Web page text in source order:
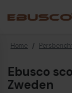
Back (Over
Bedrijfsprofiel
Home /
Ebusco
Zweden